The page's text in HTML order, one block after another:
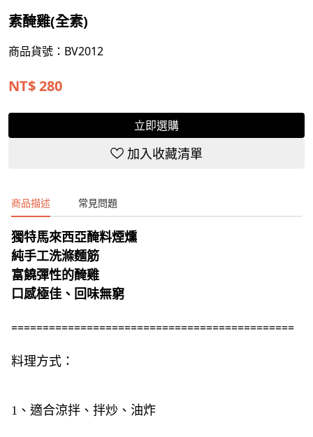
素醃雞(全素)
商品貨號：BV2012
NT$280
立即選購
加入收藏清單
商品描述 常見問題
獨特馬來西亞醃料煙燻
純手工洗滌麵筋
富饒彈性的醃雞
口感極佳、回味無窮
=============================================
料理方式：
1 、適合涼拌、拌炒、油炸